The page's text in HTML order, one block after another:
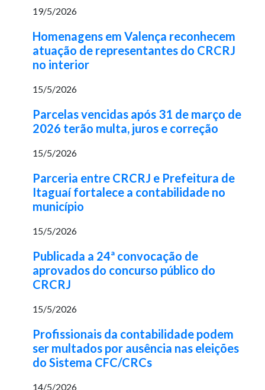
19/5/2026
Homenagens em Valença reconhecem
atuação de representantes do CRCRJ
no interior
15/5/2026
Parcelas vencidas após 31 de março de
2026 terão multa, juros e correção
15/5/2026
Parceria entre CRCRJ e Prefeitura de
Itaguaí fortalece a contabilidade no
município
15/5/2026
Publicada a 24ª convocação de
aprovados do concurso público do
CRCRJ
15/5/2026
Profissionais da contabilidade podem
ser multados por ausência nas eleições
do Sistema CFC/CRCs
14/5/2026